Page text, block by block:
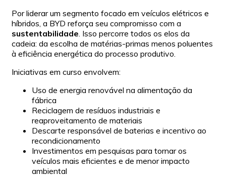
Por liderar um segmento focado em veículos elétricos e
híbridos, a BYD reforça seu compromisso com a
sustentabilidade. Isso percorre todos os elos da
cadeia: da escolha de matérias-primas menos poluentes
à eficiência energética do processo produtivo.
Iniciativas em curso envolvem:
Uso de energia renovável na alimentação da
fábrica
Reciclagem de resíduos industriais e
reaproveitamento de materiais
Descarte responsável de baterias e incentivo ao
recondicionamento
Investimentos em pesquisas para tornar os
veículos mais eficientes e de menor impacto
ambiental